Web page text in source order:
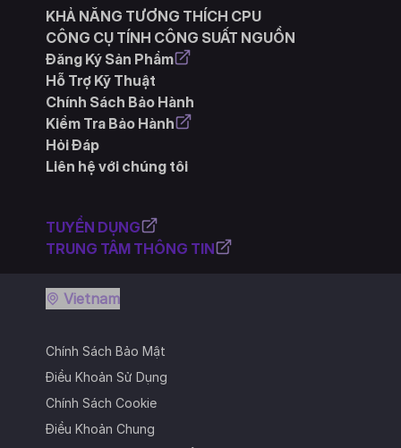
KHẢ NĂNG TƯƠNG THÍCH CPU
CÔNG CỤ TÍNH CÔNG SUẤT NGUỒN
Đăng Ký Sản Phẩm
Hỗ Trợ Kỹ Thuật
Chính Sách Bảo Hành
Kiểm Tra Bảo Hành
Hỏi Đáp
Liên hệ với chúng tôi
TUYỂN DỤNG
TRUNG TÂM THÔNG TIN
Chính Sách Bảo Mật
Điều Khoản Sử Dụng
Chính Sách Cookie
Điều Khoản Chung
Vietnam